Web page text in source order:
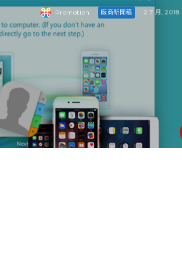
Promotion · 廠商新聞稿 2 7 月, 2018